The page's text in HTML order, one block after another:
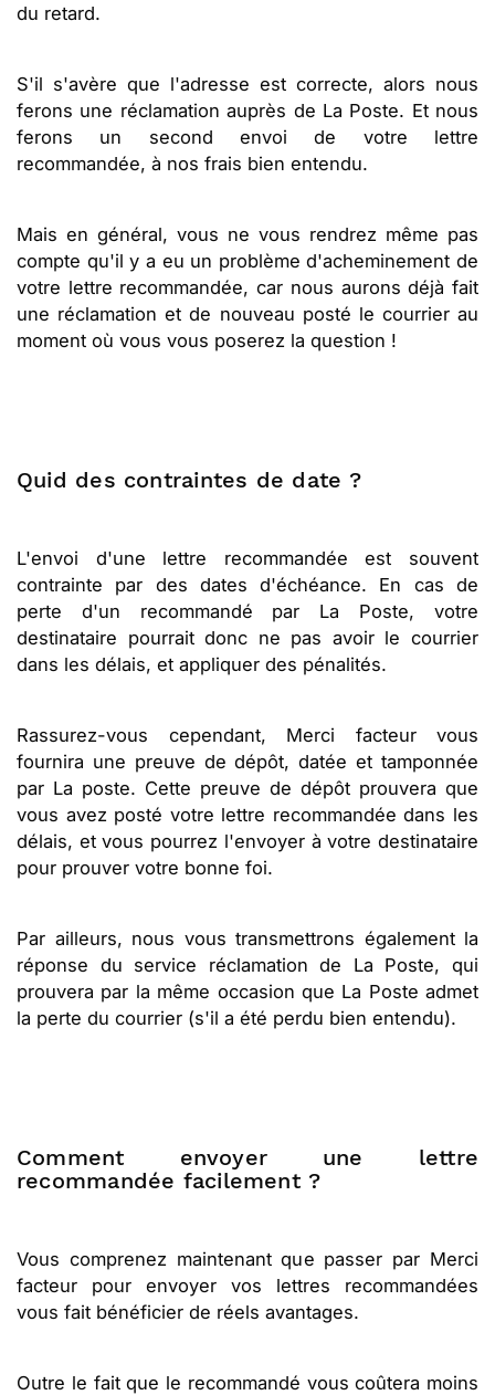
du retard.
S'il s'avère que l'adresse est correcte, alors nous
ferons une réclamation auprès de La Poste. Et nous
ferons un second envoi de votre lettre
recommandée, à nos frais bien entendu.
Mais en général, vous ne vous rendrez même pas
compte qu'il y a eu un problème d'acheminement de
votre lettre recommandée, car nous aurons déjà fait
une réclamation et de nouveau posté le courrier au
moment où vous vous poserez la question !
Quid des contraintes de date ?
L'envoi d'une lettre recommandée est souvent
contrainte par des dates d'échéance. En cas de
perte d'un recommandé par La Poste, votre
destinataire pourrait donc ne pas avoir le courrier
dans les délais, et appliquer des pénalités.
Rassurez-vous cependant, Merci facteur vous
fournira une preuve de dépôt, datée et tamponnée
par La poste. Cette preuve de dépôt prouvera que
vous avez posté votre lettre recommandée dans les
délais, et vous pourrez l'envoyer à votre destinataire
pour prouver votre bonne foi.
Par ailleurs, nous vous transmettrons également la
réponse du service réclamation de La Poste, qui
prouvera par la même occasion que La Poste admet
la perte du courrier (s'il a été perdu bien entendu).
Comment envoyer une lettre
recommandée facilement ?
Vous comprenez maintenant que passer par Merci
facteur pour envoyer vos lettres recommandées
vous fait bénéficier de réels avantages.
Outre le fait que le recommandé vous coûtera moins